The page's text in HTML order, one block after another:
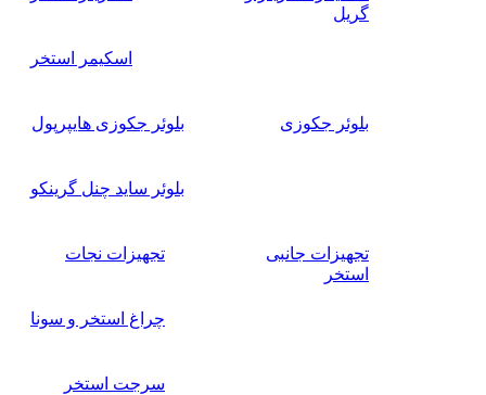
گریل
اسکیمر استخر
بلوئر جکوزی بلوئر جکوزی هایپرپول
بلوئر ساید چنل گرینکو
تجهیزات جانبی
استخر
تجهیزات نجات
چراغ استخر و سونا
سرجت استخر